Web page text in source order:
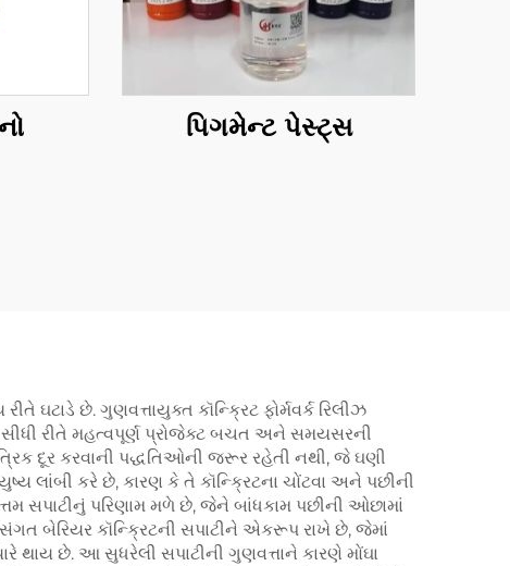
પિગમેન્ટ પેસ્ટ્સ
ઘટાડે છે. ગુણવત્તાયુક્ત કૉન્ક્રિટ ફોર્મવર્ક રિલીઝ
રીતે મહત્વપૂર્ણ પ્રોજેક્ટ બચત અને સમયસરની
દૂર કરવાની પદ્ધતિઓની જરૂર રહેતી નથી, જે ઘણી
લાંબી કરે છે, કારણ કે તે કૉન્ક્રિટના ચોંટવા અને પછીની
સપાટીનું પરિણામ મળે છે, જેને બાંધકામ પછીની ઓછામાં
બેરિયર કૉન્ક્રિટની સપાટીને એકરૂપ રાખે છે, જેમાં
થાય છે. આ સુધરેલી સપાટીની ગુણવત્તાને કારણે મોંઘા